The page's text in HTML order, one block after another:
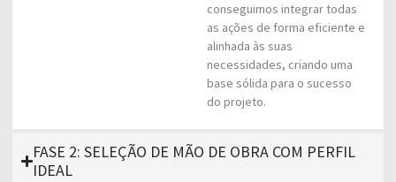
conseguimos integrar todas
as ações de forma eficiente e
alinhada às suas
necessidades, criando uma
base sólida para o sucesso
do projeto.
FASE 2: SELEÇÃO DE MÃO DE OBRA COM PERFIL
IDEAL